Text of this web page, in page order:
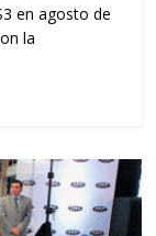
en agosto de
la